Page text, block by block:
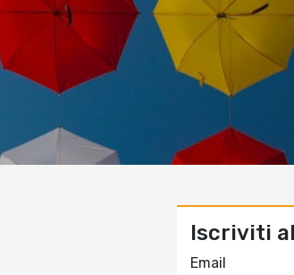
Iscriviti
Email